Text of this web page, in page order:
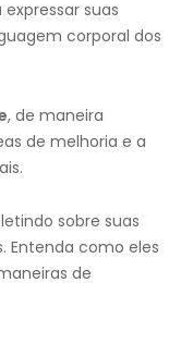
suas
corporal dos
, de maneira
de melhoria e a
sobre suas
Entenda como eles
de